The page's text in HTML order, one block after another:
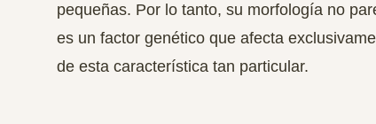
pequeñas. Por lo tanto, su morfología no
es un factor genético que afecta
de esta característica tan particular.